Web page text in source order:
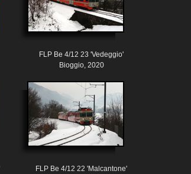
FLP Be 4/12 23 'Vedeggio'
Bioggio, 2020
FLP Be 4/12 22 'Malcantone'